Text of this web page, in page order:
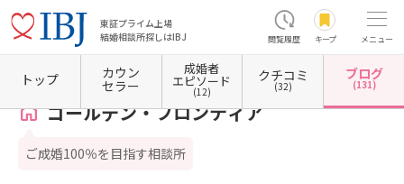
東証プライム上場
結婚相談所探しはIBJ
閲覧履歴 キープ メニュー
ホーム 福井県の結婚相談所 福井県福井市 ゴールデン・フロンティア カウンセラー
ゴールデン・フロンティア
ご成婚100％を目指す相談所
トップ カウン
セラー
成婚者
エピソード
(12)
クチコミ
(32)
ブログ
(131)